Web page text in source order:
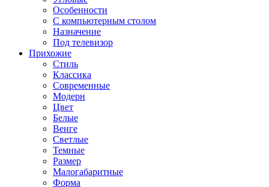
Особенности
С компьютерным столом
Назначение
Под телевизор
Прихожие
Стиль
Классика
Современные
Модерн
Цвет
Белые
Венге
Светлые
Темные
Размер
Малогабаритные
Форма